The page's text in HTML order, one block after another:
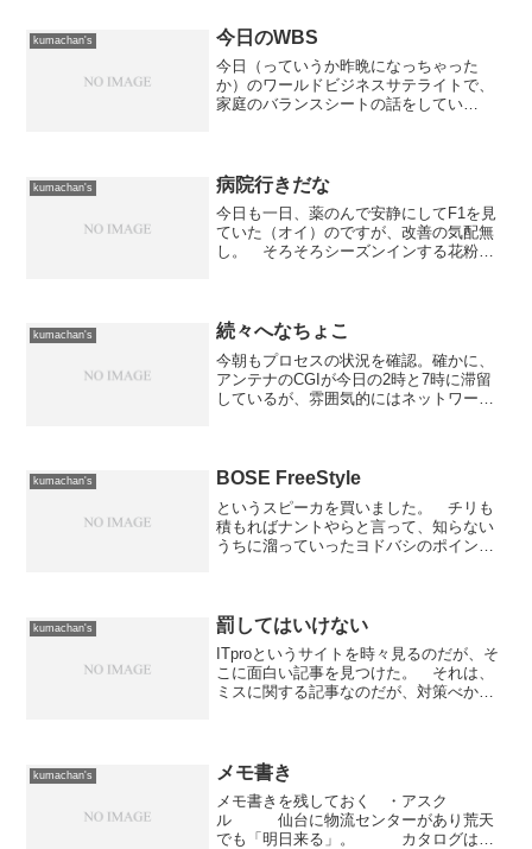
kumachan's 今日のWBS
今日（っていうか昨晩になっちゃった
か）のワールドビジネスサテライトで、
家庭のバランスシートの話をしてい
職した場合の退職金って4,0...
kumachan's 病院行きだな
今日も一日、薬のんで安静にしてF1を見
ていた（オイ）のですが、改善の気配無
し。 そろそろシーズンインする花粉症
はないので全然違うかな...
kumachan's 続々へなちょこ
今朝もプロセスの状況を確認。確かに、
アンテナのCGIが今日の2時と7時に滞留
しているが、雰囲気的にはネットワーク
時間に滞留...
kumachan's BOSE FreeStyle
というスピーカを買いました。 チリも
積もればナントやらと言って、知らない
うちに溜っていったヨドバシのポイント
が、申し込み時の予定通り...
kumachan's 罰してはいけない
ITproというサイトを時々見るのだが、そ
こに面白い記事を見つけた。 それは、
ミスに関する記事なのだが、対策べから
があった。 また、「運...
kumachan's メモ書き
メモ書きを残しておく ・アスク
ル 仙台に物流センターがあり荒天
でも「明日来る」。 カタログは札